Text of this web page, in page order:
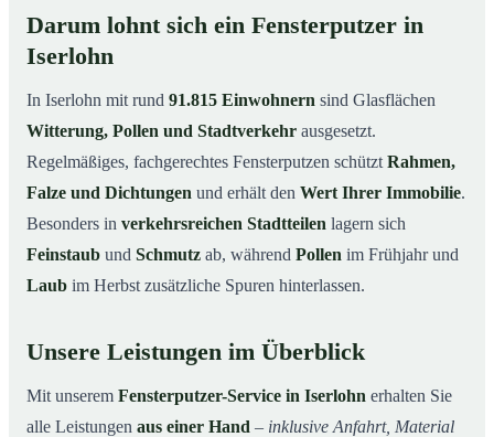
Darum lohnt sich ein Fensterputzer in
Iserlohn
In Iserlohn mit rund 91.815 Einwohnern sind Glasflächen
Witterung, Pollen und Stadtverkehr ausgesetzt.
Regelmäßiges, fachgerechtes Fensterputzen schützt Rahmen,
Falze und Dichtungen und erhält den Wert Ihrer Immobilie.
Besonders in verkehrsreichen Stadtteilen lagern sich
Feinstaub und Schmutz ab, während Pollen im Frühjahr und
Laub im Herbst zusätzliche Spuren hinterlassen.
Unsere Leistungen im Überblick
Mit unserem Fensterputzer-Service in Iserlohn erhalten Sie
alle Leistungen aus einer Hand – inklusive Anfahrt, Material